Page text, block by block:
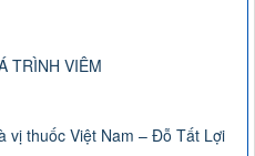
TRÌNH VIÊM
vị thuốc Việt Nam – Đỗ Tất Lợi